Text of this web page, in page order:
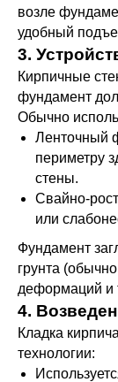
возле
удобный
3.
Кирпичные
фундамент
Обычно
Ленточный
периметру
стены.
Свайно-
или
Фундамент
грунта
деформаций и
4.
Кладка
технологии: